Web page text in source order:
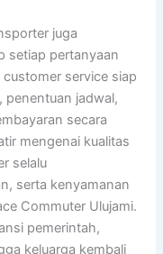
juga
setiap pertanyaan
service siap
penentuan jadwal,
secara
mengenai kualitas
selalu
serta kenyamanan
Commuter Ulujami.
pemerintah,
keluarga kembali